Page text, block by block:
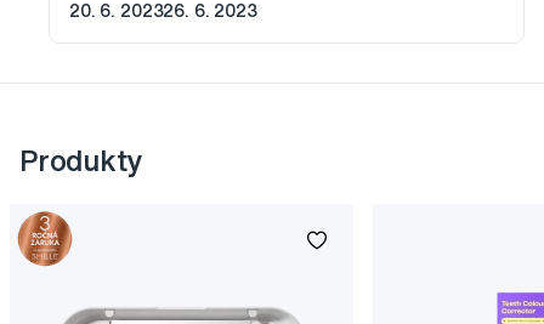
20. 6. 202326. 6. 2023
Produkty